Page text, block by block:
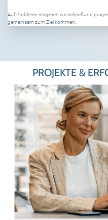
Auf Probleme reagieren wir schnell und
gemeinsam zum Ziel kommen.
PROJEKTE &